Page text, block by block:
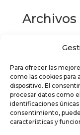
Para ofrecer las
como las cookies para
dispositivo. El
procesar datos como
identificaciones
consentimiento,
características y
Archivos
No hay
Meta
Acceder
Feed de